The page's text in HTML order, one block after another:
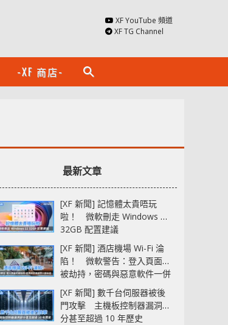
XF YouTube 頻道
XF TG Channel
-XF 商店- search
最新文章
[XF 新聞] 記憶體太貴唔玩
啦！ 微軟刪走 Windows 11
32GB 配置建議
[XF 新聞] 酒店機場 Wi-Fi 淪
陷！ 微軟警告：登入頁面可
被劫持，密碼與惡意軟件一併
中招
[XF 新聞] 數千台伺服器被後
門攻擊 主機板控制器漏洞部
分甚至超過 10 年歷史